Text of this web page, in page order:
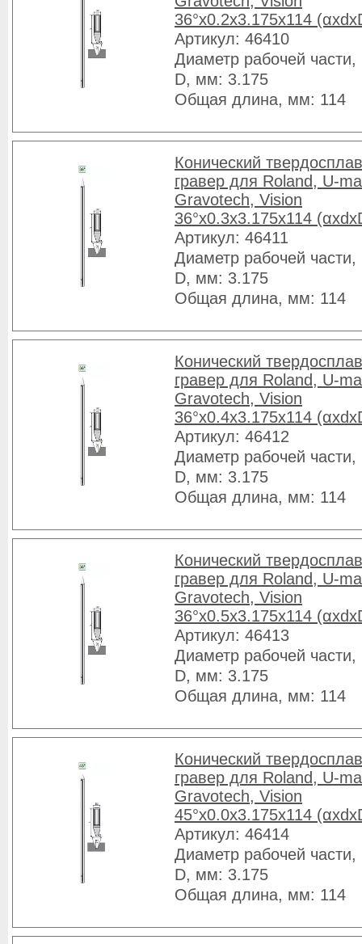
36°x0.2x3.175x114
Артикул: 46410
Диаметр рабочей
D, мм: 3.175
Общая длина, мм: 114
Конический
гравер для Roland, U-
Gravotech, Vision
36°x0.3x3.175x114
Артикул: 46411
Диаметр рабочей
D, мм: 3.175
Общая длина, мм: 114
Конический
гравер для Roland, U-
Gravotech, Vision
36°x0.4x3.175x114
Артикул: 46412
Диаметр рабочей
D, мм: 3.175
Общая длина, мм: 114
Конический
гравер для Roland, U-
Gravotech, Vision
36°x0.5x3.175x114
Артикул: 46413
Диаметр рабочей
D, мм: 3.175
Общая длина, мм: 114
Конический
гравер для Roland, U-
Gravotech, Vision
45°x0.0x3.175x114
Артикул: 46414
Диаметр рабочей
D, мм: 3.175
Общая длина, мм: 114